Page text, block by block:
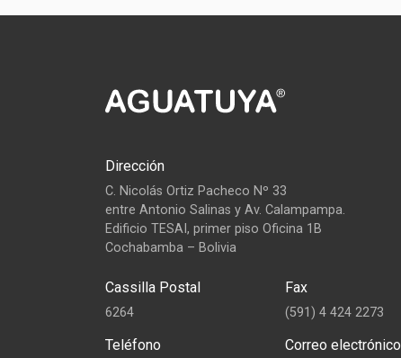
Dirección
C. Nicolás Ortiz Pacheco Nº 33
entre Antonio Salinas y Av. Calampampa.
Edificio TESAI, primer piso Oficina 1B
Cochabamba – Bolivia
Cassilla Postal
6264
Teléfono
Fax
(591) 4 424 2273
Correo electrónico